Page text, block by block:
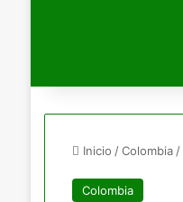
Inicio / Colombia /
Colombia